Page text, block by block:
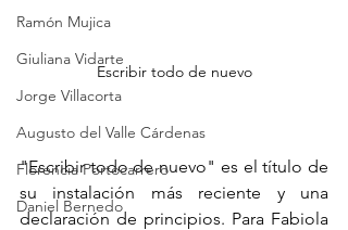
Ramón Mujica
Giuliana Vidarte
Jorge Villacorta
Augusto del Valle Cárdenas
Florencia Portocarrero
Daniel Bernedo
Escribir todo de nuevo
"Escribir todo de nuevo" es el título de
su instalación más reciente y una
declaración de principios. Para Fabiola